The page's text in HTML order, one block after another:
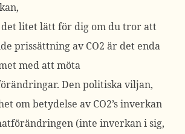
det litet lätt för dig om du tror att
prissättning av CO2 är det enda
med att möta
Den politiska viljan,
om betydelse av CO2’s inverkan
(inte inverkan i sig,